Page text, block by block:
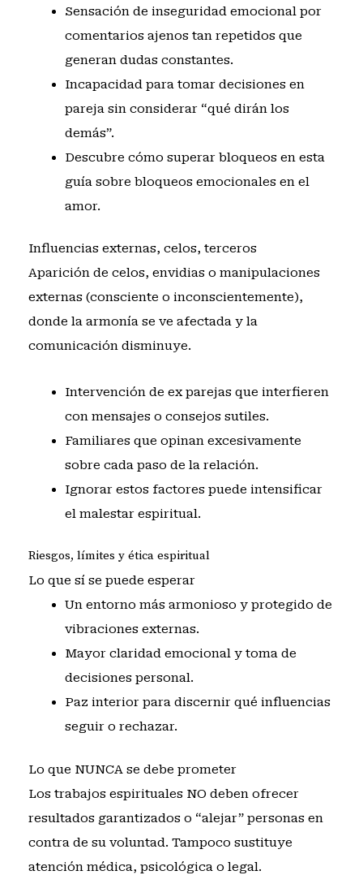
Sensación de inseguridad emocional por
comentarios ajenos tan repetidos que
generan dudas constantes.
Incapacidad para tomar decisiones en
pareja sin considerar “qué dirán los
demás”.
Descubre cómo superar bloqueos en esta
guía sobre bloqueos emocionales en el
amor.
Influencias externas, celos, terceros
Aparición de celos, envidias o manipulaciones
externas (consciente o inconscientemente),
donde la armonía se ve afectada y la
comunicación disminuye.
Intervención de ex parejas que interfieren
con mensajes o consejos sutiles.
Familiares que opinan excesivamente
sobre cada paso de la relación.
Ignorar estos factores puede intensificar
el malestar espiritual.
Riesgos, límites y ética espiritual
Lo que sí se puede esperar
Un entorno más armonioso y protegido de
vibraciones externas.
Mayor claridad emocional y toma de
decisiones personal.
Paz interior para discernir qué influencias
seguir o rechazar.
Lo que NUNCA se debe prometer
Los trabajos espirituales NO deben ofrecer
resultados garantizados o “alejar” personas en
contra de su voluntad. Tampoco sustituye
atención médica, psicológica o legal.